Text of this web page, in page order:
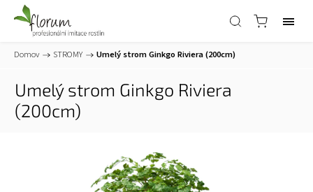
Domov / STROMY / Umelý strom Ginkgo Riviera (200cm)
Umelý strom Ginkgo Riviera
(200cm)